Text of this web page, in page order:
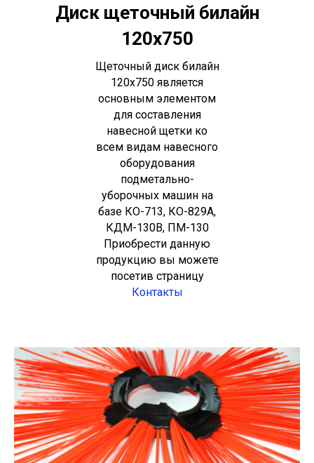
Диск щеточный билайн
120х750
Щеточный диск билайн
120х750 является
основным элементом
для составления
навесной щетки ко
всем видам навесного
оборудования
подметально-
уборочных машин на
базе КО-713, КО-829А,
КДМ-130В, ПМ-130
Приобрести данную
продукцию вы можете
посетив страницу
Контакты